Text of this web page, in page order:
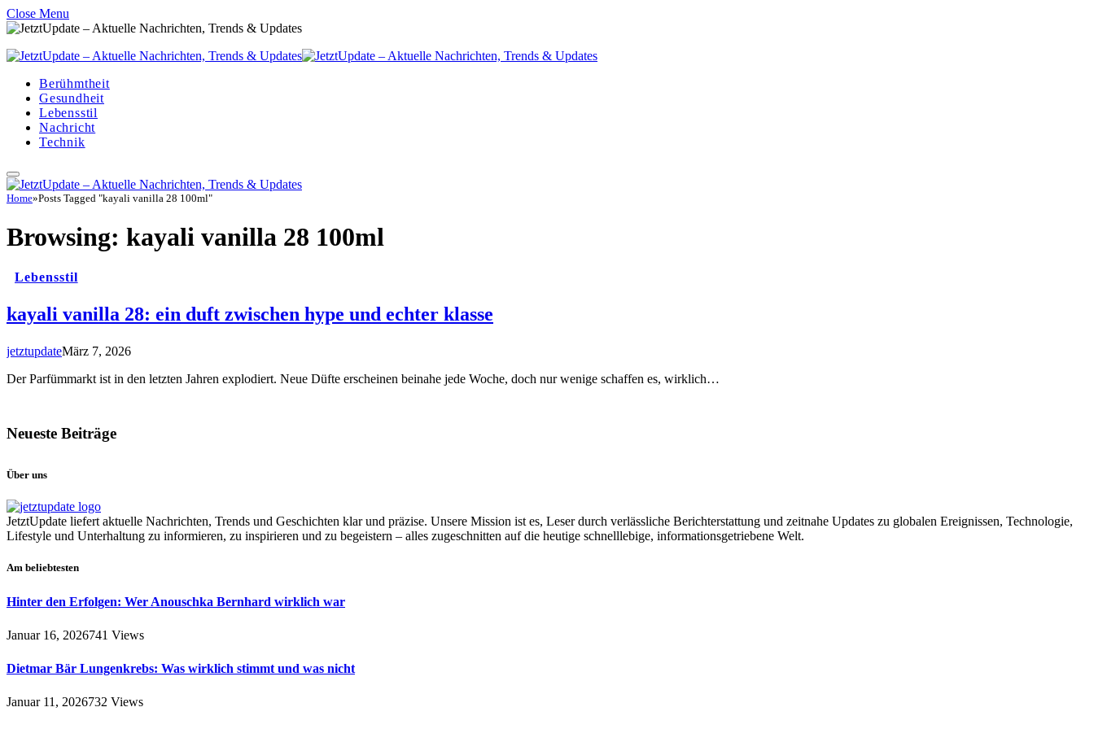
Close Menu
Berühmtheit
Gesundheit
Lebensstil
Nachricht
Technik
Home»Posts Tagged "kayali vanilla 28 100ml"
Browsing: kayali vanilla 28 100ml
Lebensstil
kayali vanilla 28: ein duft zwischen hype und echter klasse
jetztupdateMärz 7, 2026
Der Parfümmarkt ist in den letzten Jahren explodiert. Neue Düfte erscheinen beinahe jede Woche, doch nur wenige schaffen es, wirklich…
Neueste Beiträge
Über uns
JetztUpdate liefert aktuelle Nachrichten, Trends und Geschichten klar und präzise. Unsere Mission ist es, Leser durch verlässliche Berichterstattung und zeitnahe Updates zu globalen Ereignissen, Technologie,
Lifestyle und Unterhaltung zu informieren, zu inspirieren und zu begeistern – alles zugeschnitten auf die heutige schnelllebige, informationsgetriebene Welt.
Am beliebtesten
Hinter den Erfolgen: Wer Anouschka Bernhard wirklich war
Januar 16, 2026741 Views
Dietmar Bär Lungenkrebs: Was wirklich stimmt und was nicht
Januar 11, 2026732 Views